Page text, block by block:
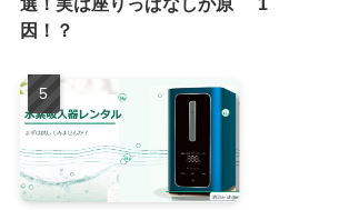
因！？